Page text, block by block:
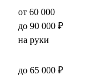
от 60 000
до 90 000 ₽
на руки
до 65 000 ₽